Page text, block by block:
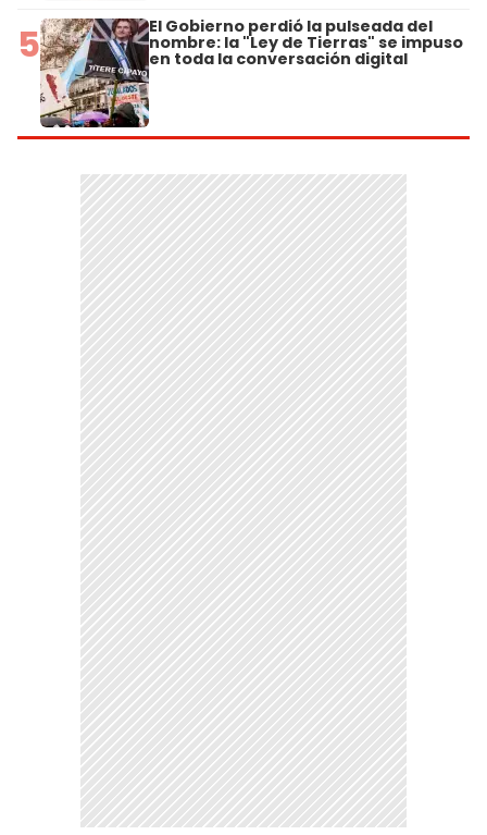
5 El Gobierno perdió la pulseada del
nombre: la "Ley de Tierras" se impuso
en toda la conversación digital